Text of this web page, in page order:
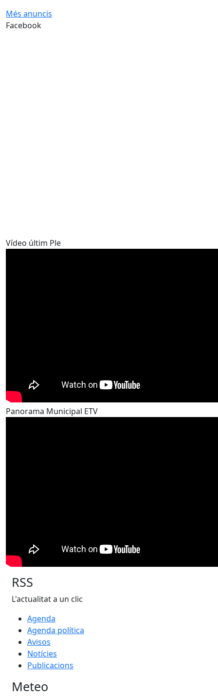
Més anuncis
Facebook
Vídeo últim Ple
Panorama Municipal ETV
RSS
L'actualitat a un clic
Agenda
Agenda política
Avisos
Notícies
Publicacions
Meteo